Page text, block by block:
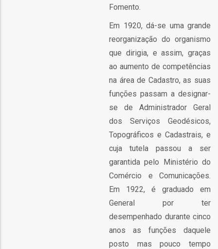
Fomento.
Em 1920, dá-se uma grande
reorganização do organismo
que dirigia, e assim, graças
ao aumento de competências
na área de Cadastro, as suas
funções passam a designar-
se de Administrador Geral
dos Serviços Geodésicos,
Topográficos e Cadastrais, e
cuja tutela passou a ser
garantida pelo Ministério do
Comércio e Comunicações.
Em 1922, é graduado em
General por ter
desempenhado durante cinco
anos as funções daquele
posto mas pouco tempo